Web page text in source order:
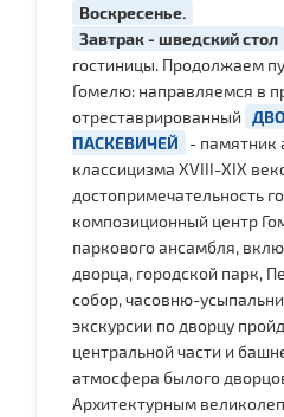
Воскресенье.
Завтрак - шведский стол
гостиницы. Продолжаем
Гомелю: направляемся в
отреставрированный
ПАСКЕВИЧЕЙ
- памятник
классицизма XVIII-XIX
достопримечательность
композиционный центр
паркового ансамбля,
дворца, городской парк,
собор, часовню-
экскурсии по дворцу
центральной части и
атмосфера былого
Архитектурным